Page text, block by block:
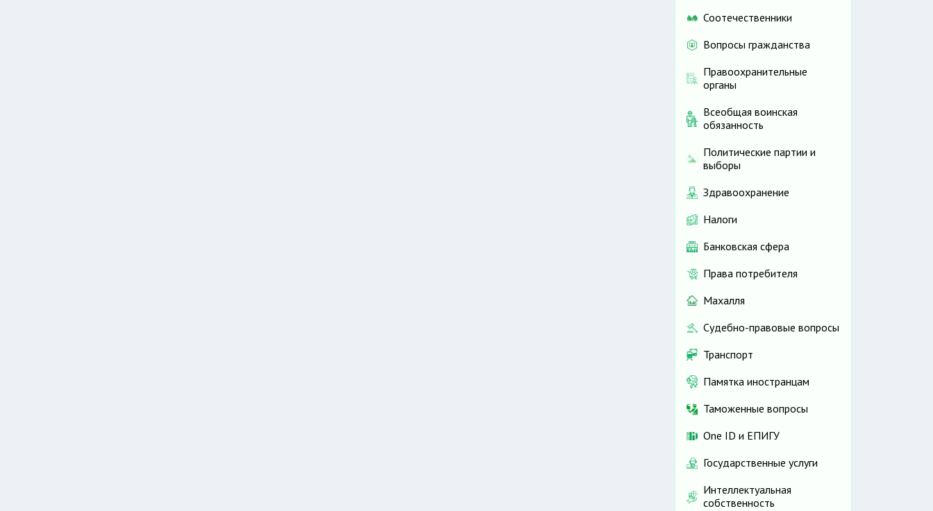
Соотечественники
Вопросы гражданства
Правоохранительные
органы
Всеобщая воинская
обязанность
Политические партии и
выборы
Здравоохранение
Налоги
Банковская сфера
Права потребителя
Махалля
Судебно-правовые вопросы
Транспорт
Памятка иностранцам
Таможенные вопросы
One ID и ЕПИГУ
Государственные услуги
Интеллектуальная
собственность